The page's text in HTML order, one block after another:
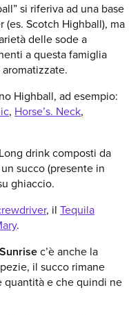
si riferiva ad una base
Scotch Highball), ma
delle sode a
a questa famiglia
Highball, ad esempio:
, Horse’s. Neck,
drink composti da
succo (presente in
ghiaccio.
, il Tequila
.
c’è anche la
il succo rimane
quantità e che quindi ne